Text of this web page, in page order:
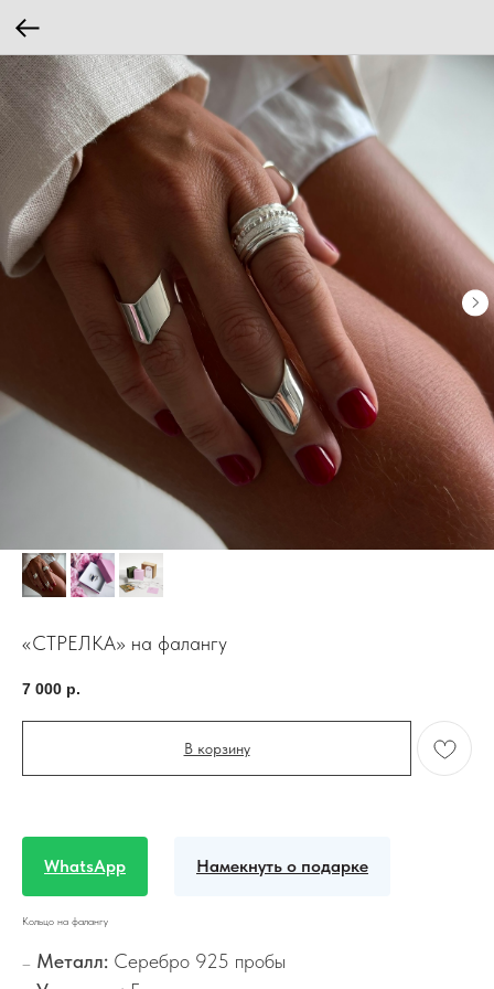
«СТРЕЛКА» на фалангу
7 000 р.
В корзину
WhatsApp Намекнуть о подарке
Кольцо на фалангу
— Металл: Серебро 925 пробы